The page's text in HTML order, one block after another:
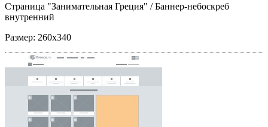
Страница "Занимательная Греция" / Баннер-небоскреб
внутренний
Размер: 260x340